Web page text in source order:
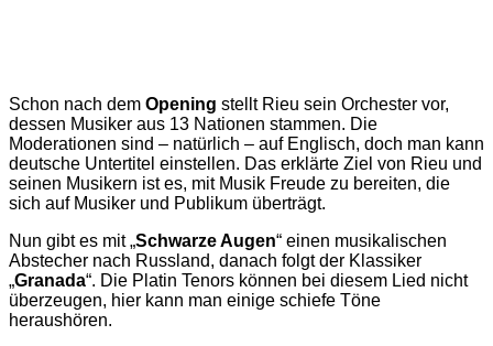
Schon nach dem Opening stellt Rieu sein Orchester vor,
dessen Musiker aus 13 Nationen stammen. Die
Moderationen sind – natürlich – auf Englisch, doch man kann
deutsche Untertitel einstellen. Das erklärte Ziel von Rieu und
seinen Musikern ist es, mit Musik Freude zu bereiten, die
sich auf Musiker und Publikum überträgt.
Nun gibt es mit „Schwarze Augen“ einen musikalischen
Abstecher nach Russland, danach folgt der Klassiker
„Granada“. Die Platin Tenors können bei diesem Lied nicht
überzeugen, hier kann man einige schiefe Töne
heraushören.